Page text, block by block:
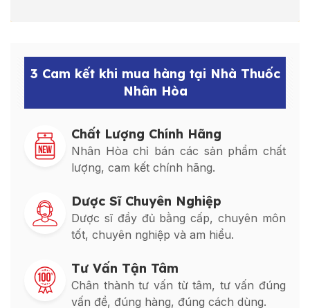
3 Cam kết khi mua hàng tại Nhà Thuốc
Nhân Hòa
Chất Lượng Chính Hãng
Nhân Hòa chỉ bán các sản phẩm chất
lượng, cam kết chính hãng.
Dược Sĩ Chuyên Nghiệp
Dược sĩ đầy đủ bằng cấp, chuyên môn
tốt, chuyên nghiệp và am hiểu.
Tư Vấn Tận Tâm
Chân thành tư vấn từ tâm, tư vấn đúng
vấn đề, đúng hàng, đúng cách dùng.